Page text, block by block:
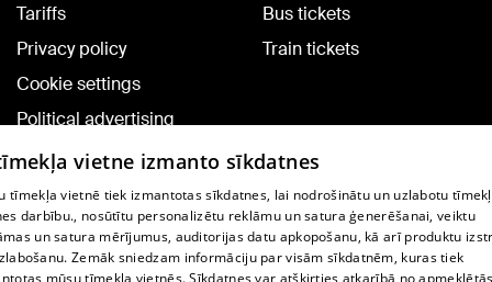
Tariffs
Privacy policy
Cookie settings
Political advertising
Cookie policy
Commenting terms
Bus tickets
Train tickets
TV program
Contract rules
vietne izmanto sīkdatnes
tīmekļa vietnē tiek izmantotas sīkdatnes, lai nodrošinātu un uzlabotu
darbību., nosūtītu personalizētu reklāmu un satura ģenerēšanai, veiktu
un satura mērījumus, auditorijas datu apkopošanu, kā arī produktu
Zemāk sniedzam informāciju par visām sīkdatnēm, kuras tiek
mūsu tīmekļa vietnēs. Sīkdatnes var atšķirties atkarībā no